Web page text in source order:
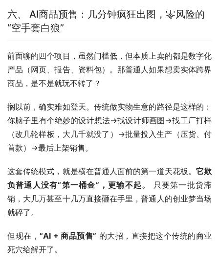
六、 AI商品预售：几分钟疯狂出图，零风险的
“空手套白狼”
前面聊的四个项目，虽然门槛低，但本质上卖的都是数字化
产品（网页、报告、资料包）。那普通人如果想卖实体跨界
商品，是不是就玩不转了？
搁以前，确实难如登天。传统做实物生意的路径是这样的：
你脑子里有个绝妙的设计想法->找设计师画图->找工厂打样
（改几轮样板，大几千就没了）->批量投入生产（压货、付
首款）->最后上架销售。
这套传统模式，就是横在普通人面前的第一道天花板。 它欺
负普通人没有“第一桶金”，更输不起。
只要第一批货滞
销，大几万甚至十几万直接砸在手里，普通人的创业梦当场
就碎了。
但现在， “AI + 商品预售” 的大招，直接把这个传统的商业
死穴给解开了。